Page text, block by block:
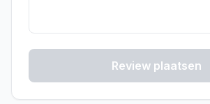
Review plaatsen